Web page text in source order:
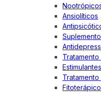
Ansiolíticos
Estimulantes